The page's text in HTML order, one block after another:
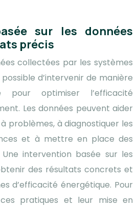
sur les données
précis
collectées par les systèmes
d’intervenir de manière
optimiser l’efficacité
Les données peuvent aider
problèmes, à diagnostiquer les
et à mettre en place des
intervention basée sur les
des résultats concrets et
d’efficacité énergétique. Pour
pratiques et leur mise en